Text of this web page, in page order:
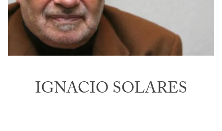
IGNACIO SOLARES